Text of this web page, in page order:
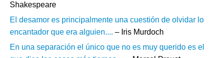
Shakespeare
El desamor es principalmente una cuestión de olvidar lo
encantador que era alguien.... – Iris Murdoch
En una separación el único que no es muy querido es el